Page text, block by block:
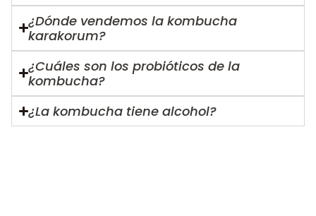
¿Dónde vendemos la kombucha
karakorum?
¿Cuáles son los probióticos de la
kombucha?
¿La kombucha tiene alcohol?